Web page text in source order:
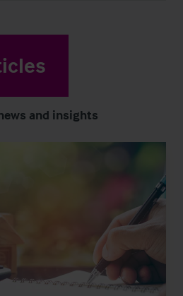
and insights